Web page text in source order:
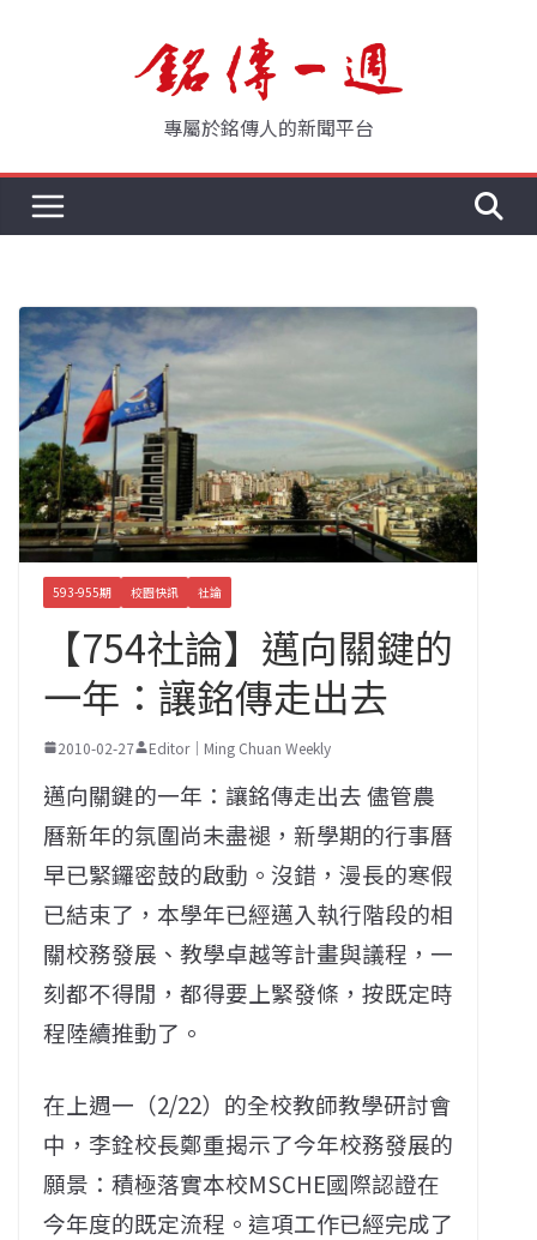
專屬於銘傳人的新聞平台
593-955期 校園快訊 社論
【754社論】邁向關鍵的
一年：讓銘傳走出去
2010-02-27 Editor｜Ming Chuan Weekly
邁向關鍵的一年：讓銘傳走出去 儘管農
曆新年的氛圍尚未盡褪，新學期的行事曆
早已緊鑼密鼓的啟動。沒錯，漫長的寒假
已結束了，本學年已經邁入執行階段的相
關校務發展、教學卓越等計畫與議程，一
刻都不得閒，都得要上緊發條，按既定時
程陸續推動了。
在上週一（2/22）的全校教師教學研討會
中，李銓校長鄭重揭示了今年校務發展的
願景：積極落實本校MSCHE國際認證在
今年度的既定流程。這項工作已經完成了